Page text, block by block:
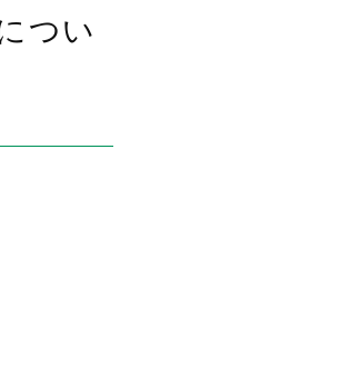
つい